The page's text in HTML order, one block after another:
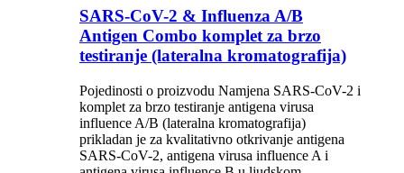
SARS-CoV-2 & Influenza A/B
Antigen Combo komplet za brzo
testiranje (lateralna kromatografija)
Pojedinosti o proizvodu Namjena SARS-CoV-2 i
komplet za brzo testiranje antigena virusa
influence A/B (lateralna kromatografija)
prikladan je za kvalitativno otkrivanje antigena
SARS-CoV-2, antigena virusa influence A i